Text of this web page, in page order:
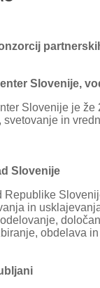
Slovenije,
Slovenije je
svetovanje in
Slovenije
Republike
in
obdelava